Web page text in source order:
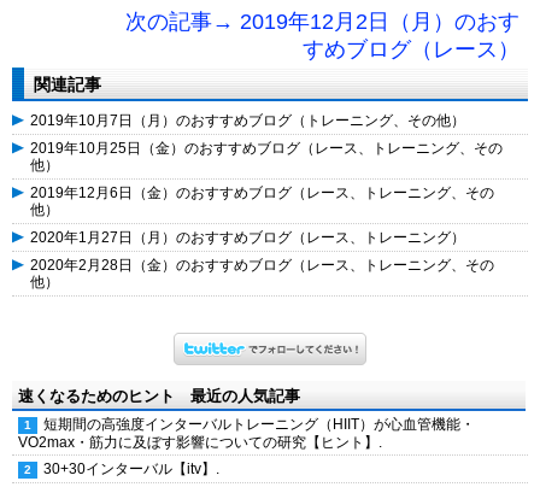
次の記事→ 2019年12月2日（月）のおす
すめブログ（レース）
関連記事
2019年10月7日（月）のおすすめブログ（トレーニング、その他）
2019年10月25日（金）のおすすめブログ（レース、トレーニング、その
他）
2019年12月6日（金）のおすすめブログ（レース、トレーニング、その
他）
2020年1月27日（月）のおすすめブログ（レース、トレーニング）
2020年2月28日（金）のおすすめブログ（レース、トレーニング、その
他）
速くなるためのヒント 最近の人気記事
短期間の高強度インターバルトレーニング（HIIT）が心血管機能・
VO2max・筋力に及ぼす影響についての研究【ヒント】.
30+30インターバル【itv】.